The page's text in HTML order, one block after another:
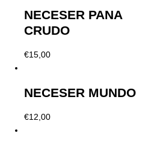
NECESER PANA
CRUDO
€15,00
NECESER MUNDO
€12,00